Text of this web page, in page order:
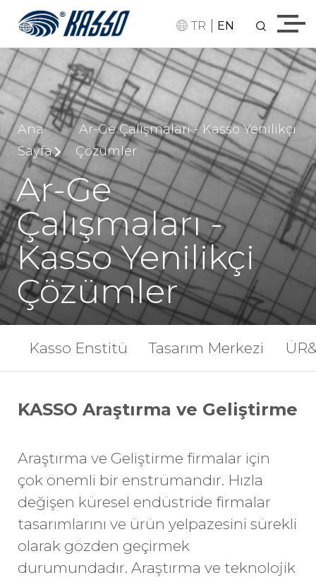
TR | EN
Ana
Sayfa
Ar-Ge Çalışmaları - Kasso Yenilikçi
Çözümler
Ar-Ge
Çalışmaları -
Kasso Yenilikçi
Çözümler
Kasso Enstitü Tasarım Merkezi
KASSO Araştırma ve Geliştirme
Araştırma ve Geliştirme firmalar için
çok önemli bir enstrümandır. Hızla
değişen küresel endüstride firmalar
tasarımlarını ve ürün yelpazesini sürekli
olarak gözden geçirmek
durumundadır. Araştırma ve teknolojik